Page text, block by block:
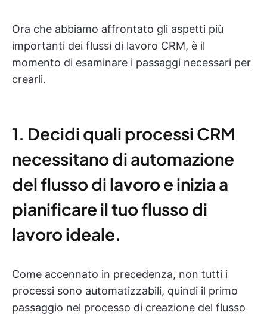
Ora che abbiamo affrontato gli aspetti più
importanti dei flussi di lavoro CRM, è il
momento di esaminare i passaggi necessari per
crearli.
1. Decidi quali processi CRM
necessitano di automazione
del flusso di lavoro e inizia a
pianificare il tuo flusso di
lavoro ideale.
Come accennato in precedenza, non tutti i
processi sono automatizzabili, quindi il primo
passaggio nel processo di creazione del flusso